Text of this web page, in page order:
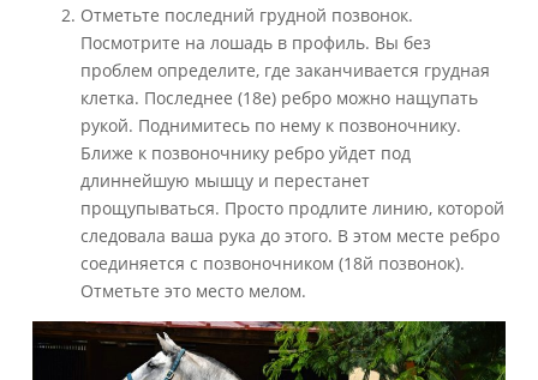
Отметьте последний грудной позвонок.
Посмотрите на лошадь в профиль. Вы без
проблем определите, где заканчивается грудная
клетка. Последнее (18е) ребро можно нащупать
рукой. Поднимитесь по нему к позвоночнику.
Ближе к позвоночнику ребро уйдет под
длиннейшую мышцу и перестанет
прощупываться. Просто продлите линию, которой
следовала ваша рука до этого. В этом месте ребро
соединяется с позвоночником (18й позвонок).
Отметьте это место мелом.